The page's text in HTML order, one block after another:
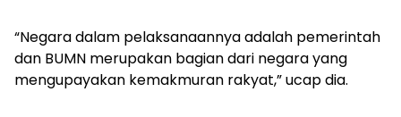
“Negara dalam pelaksanaannya adalah pemerintah
dan BUMN merupakan bagian dari negara yang
mengupayakan kemakmuran rakyat,” ucap dia.